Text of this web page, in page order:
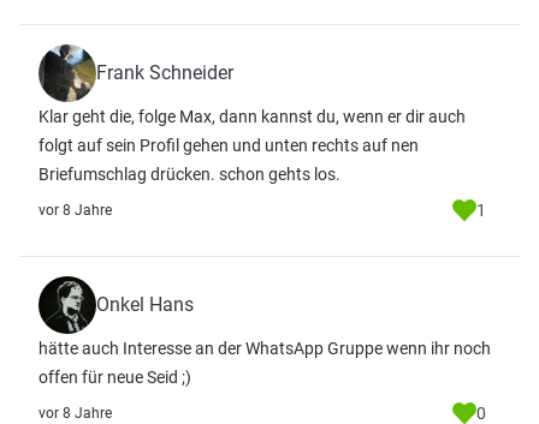
Frank Schneider
Klar geht die, folge Max, dann kannst du, wenn er dir auch
folgt auf sein Profil gehen und unten rechts auf nen
Briefumschlag drücken. schon gehts los.
vor 8 Jahre 1
Onkel Hans
hätte auch Interesse an der WhatsApp Gruppe wenn ihr noch
offen für neue Seid ;)
vor 8 Jahre 0